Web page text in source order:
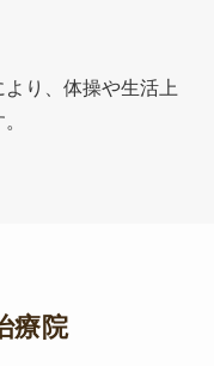
り、体操や生活上
療院